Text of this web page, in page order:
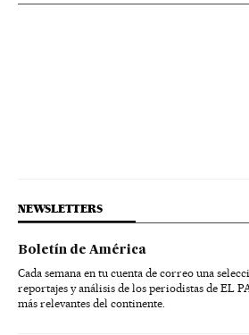
NEWSLETTERS
Boletín de América
Cada semana en tu cuenta de correo una
reportajes y análisis de los periodistas de EL
más relevantes del continente.